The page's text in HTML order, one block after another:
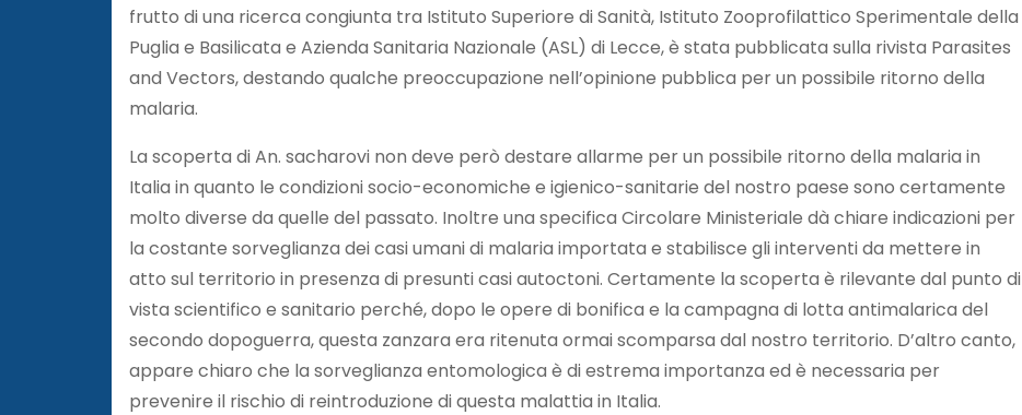
frutto di una ricerca congiunta tra Istituto Superiore di Sanità, Istituto Zooprofilattico Sperimentale della
Puglia e Basilicata e Azienda Sanitaria Nazionale (ASL) di Lecce, è stata pubblicata sulla rivista Parasites
and Vectors, destando qualche preoccupazione nell’opinione pubblica per un possibile ritorno della
malaria.
La scoperta di An. sacharovi non deve però destare allarme per un possibile ritorno della malaria in
Italia in quanto le condizioni socio-economiche e igienico-sanitarie del nostro paese sono certamente
molto diverse da quelle del passato. Inoltre una specifica Circolare Ministeriale dà chiare indicazioni per
la costante sorveglianza dei casi umani di malaria importata e stabilisce gli interventi da mettere in
atto sul territorio in presenza di presunti casi autoctoni. Certamente la scoperta è rilevante dal punto di
vista scientifico e sanitario perché, dopo le opere di bonifica e la campagna di lotta antimalarica del
secondo dopoguerra, questa zanzara era ritenuta ormai scomparsa dal nostro territorio. D’altro canto,
appare chiaro che la sorveglianza entomologica è di estrema importanza ed è necessaria per
prevenire il rischio di reintroduzione di questa malattia in Italia.